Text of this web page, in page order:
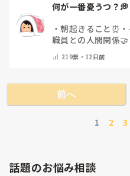
何が一番憂うつ？💭
・朝起きること⏰ ・
職員との人間関係🤝
(コメントで教えて
219票・ 12日前
前へ
1 2 3
話題のお悩み相談